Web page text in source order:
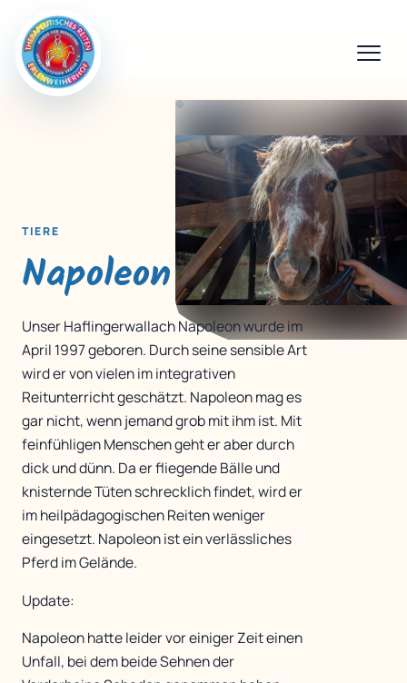
TIERE
Napoleon
Unser Haflingerwallach Napoleon wurde im
April 1997 geboren. Durch seine sensible Art
wird er von vielen im integrativen
Reitunterricht geschätzt. Napoleon mag es
gar nicht, wenn jemand grob mit ihm ist. Mit
feinfühligen Menschen geht er aber durch
dick und dünn. Da er fliegende Bälle und
knisternde Tüten schrecklich findet, wird er
im heilpädagogischen Reiten weniger
eingesetzt. Napoleon ist ein verlässliches
Pferd im Gelände.
Update:
Napoleon hatte leider vor einiger Zeit einen
Unfall, bei dem beide Sehnen der